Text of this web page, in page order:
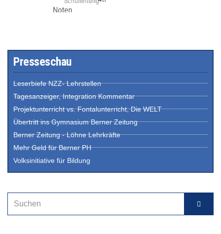
Presseschau
Leserbiefe NZZ- Lehrstellen
Tagesanzeiger, Integration Kommentar
Projektunterricht vs. Fontalunterricht, Die WELT
Übertritt ins Gymnasium Berner Zeitung
Berner Zeitung - Löhne Lehrkräfte
Mehr Geld für Berner PH
Volksinitiative für Bildung